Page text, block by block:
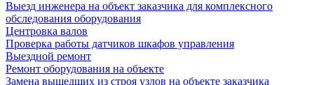
Выезд инженера на объект заказчика для комплексного
обследования оборудования
Центровка валов
Проверка работы датчиков шкафов управления
Выездной ремонт
Ремонт оборудования на объекте
Замена вышедших из строя узлов на объекте заказчика